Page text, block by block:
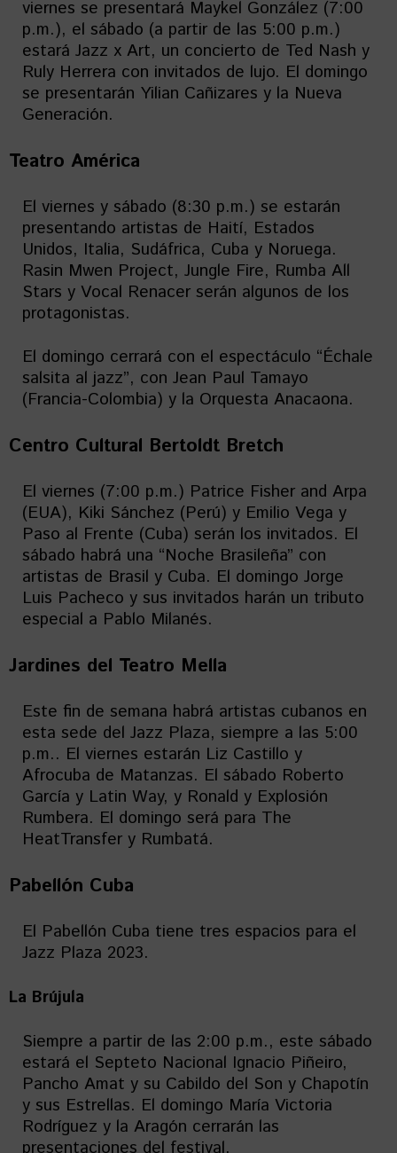
viernes se presentará Maykel González (7:00
p.m.), el sábado (a partir de las 5:00 p.m.)
estará Jazz x Art, un concierto de Ted Nash y
Ruly Herrera con invitados de lujo. El domingo
se presentarán Yilian Cañizares y la Nueva
Generación.
Teatro América
El viernes y sábado (8:30 p.m.) se estarán
presentando artistas de Haití, Estados
Unidos, Italia, Sudáfrica, Cuba y Noruega.
Rasin Mwen Project, Jungle Fire, Rumba All
Stars y Vocal Renacer serán algunos de los
protagonistas.
El domingo cerrará con el espectáculo “Échale
salsita al jazz”, con Jean Paul Tamayo
(Francia-Colombia) y la Orquesta Anacaona.
Centro Cultural Bertoldt Bretch
El viernes (7:00 p.m.) Patrice Fisher and Arpa
(EUA), Kiki Sánchez (Perú) y Emilio Vega y
Paso al Frente (Cuba) serán los invitados. El
sábado habrá una “Noche Brasileña” con
artistas de Brasil y Cuba. El domingo Jorge
Luis Pacheco y sus invitados harán un tributo
especial a Pablo Milanés.
Jardines del Teatro Mella
Este fin de semana habrá artistas cubanos en
esta sede del Jazz Plaza, siempre a las 5:00
p.m.. El viernes estarán Liz Castillo y
Afrocuba de Matanzas. El sábado Roberto
García y Latin Way, y Ronald y Explosión
Rumbera. El domingo será para The
HeatTransfer y Rumbatá.
Pabellón Cuba
El Pabellón Cuba tiene tres espacios para el
Jazz Plaza 2023.
La Brújula
Siempre a partir de las 2:00 p.m., este sábado
estará el Septeto Nacional Ignacio Piñeiro,
Pancho Amat y su Cabildo del Son y Chapotín
y sus Estrellas. El domingo María Victoria
Rodríguez y la Aragón cerrarán las
presentaciones del festival.